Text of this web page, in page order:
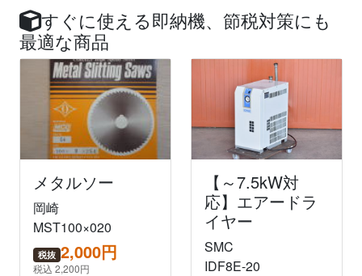
すぐに使える即納機、節税対策にも
最適な商品
メタルソー
岡崎
MST100×020
税抜 2,000円
税込 2,200円
【～7.5kW対
応】エアードラ
イヤー
SMC
IDF8E-20